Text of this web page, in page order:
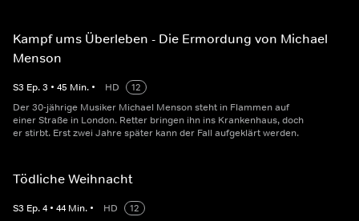
Kampf ums Überleben - Die Ermordung von Michael
Menson
S3 Ep.3 • 45 Min. • HD
12
Der 30-jährige Musiker Michael Menson steht in Flammen auf
einer Straße in London. Retter bringen ihn ins Krankenhaus, doch
er stirbt. Erst zwei Jahre später kann der Fall aufgeklärt werden.
Tödliche Weihnacht
S3 Ep.4 • 44 Min. • HD
12